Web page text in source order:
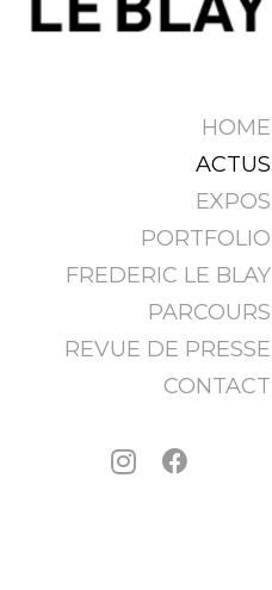
HOME
ACTUS
EXPOS
PORTFOLIO
FREDERIC LE BLAY
PARCOURS
REVUE DE PRESSE
CONTACT